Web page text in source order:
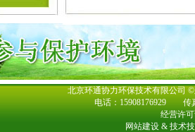
北京环通协力环保技术有限公司 ©
电话：15908176929
传
经营许
网站建设 & 技术